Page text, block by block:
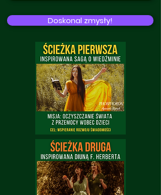
Doskonal zmysły!